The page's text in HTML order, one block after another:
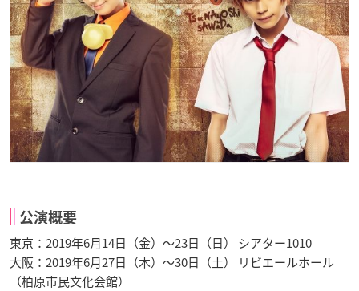
公演概要
東京：2019年6月14日（金）～23日（日） シアター1010
大阪：2019年6月27日（木）～30日（土） リビエールホール
（柏原市民文化会館）